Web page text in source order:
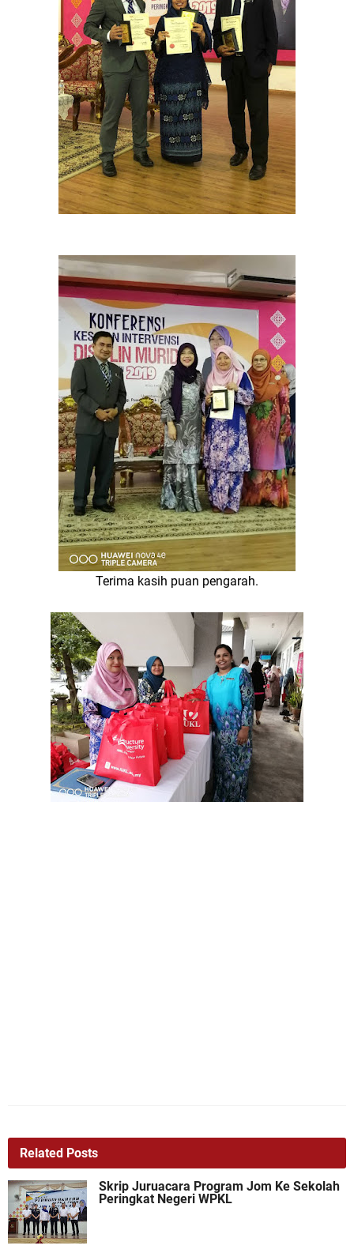
Terima kasih puan pengarah.
Related Posts
Skrip Juruacara Program Jom Ke Sekolah
Peringkat Negeri WPKL